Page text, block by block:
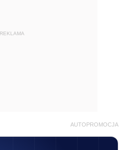
REKLAMA
AUTOPROMOCJA